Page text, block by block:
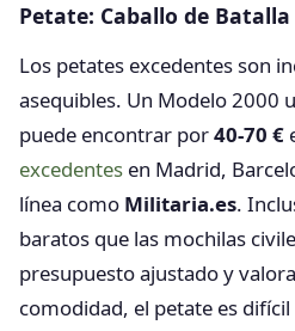
Petate: Caballo de
Los petates excedentes son
asequibles. Un Modelo 2000
puede encontrar por40-70 €
excedentes en Madrid,
línea como Militaria.es.
baratos que las mochilas
presupuesto ajustado y
comodidad, el petate es difícil